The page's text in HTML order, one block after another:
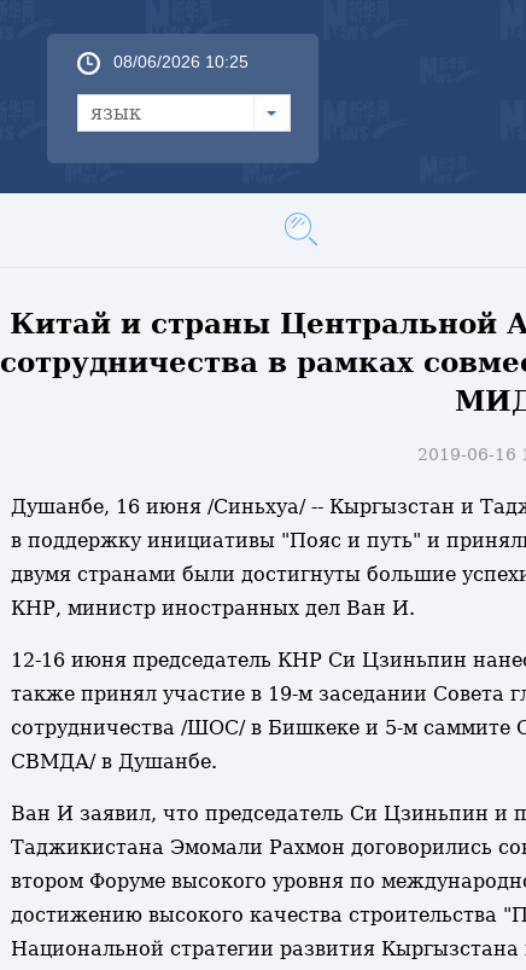
08/06/2026 10:25
язык
Китай и страны Центральной
сотрудничества в рамках
2019-06-16
Душанбе, 16 июня /Синьхуа/ -- Кыргызстан и
в поддержку инициативы "Пояс и путь" и
двумя странами были достигнуты большие
КНР, министр иностранных дел Ван И.
12-16 июня председатель КНР Си Цзиньпин
также принял участие в 19-м заседании Совета
сотрудничества /ШОС/ в Бишкеке и 5-м саммите
СВМДА/ в Душанбе.
Ван И заявил, что председатель Си Цзиньпин и
Таджикистана Эмомали Рахмон договорились
втором Форуме высокого уровня по
достижению высокого качества строительства
Национальной стратегии развития